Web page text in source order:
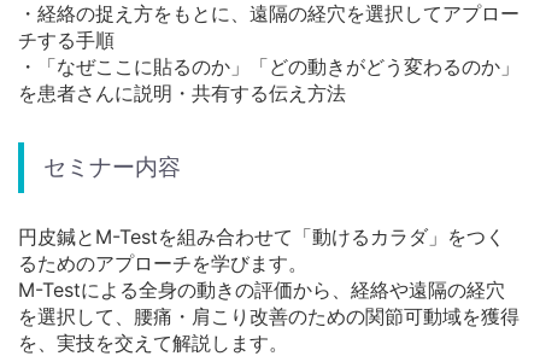
・経絡の捉え方をもとに、遠隔の経穴を選択してアプロー
チする手順
・「なぜここに貼るのか」「どの動きがどう変わるのか」
を患者さんに説明・共有する伝え方法
セミナー内容
円皮鍼とM-Testを組み合わせて「動けるカラダ」をつく
るためのアプローチを学びます。
M-Testによる全身の動きの評価から、経絡や遠隔の経穴
を選択して、腰痛・肩こり改善のための関節可動域を獲得
を、実技を交えて解説します。